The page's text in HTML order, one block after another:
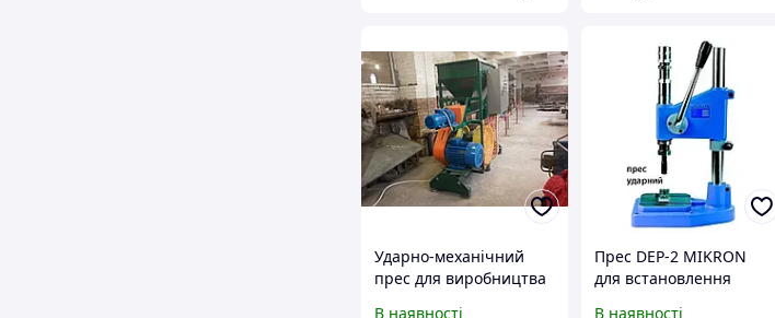
Ударно-механічний
прес для виробництва
В наявності
Прес DEP-2 MIKRON
для встановлення
В наявності